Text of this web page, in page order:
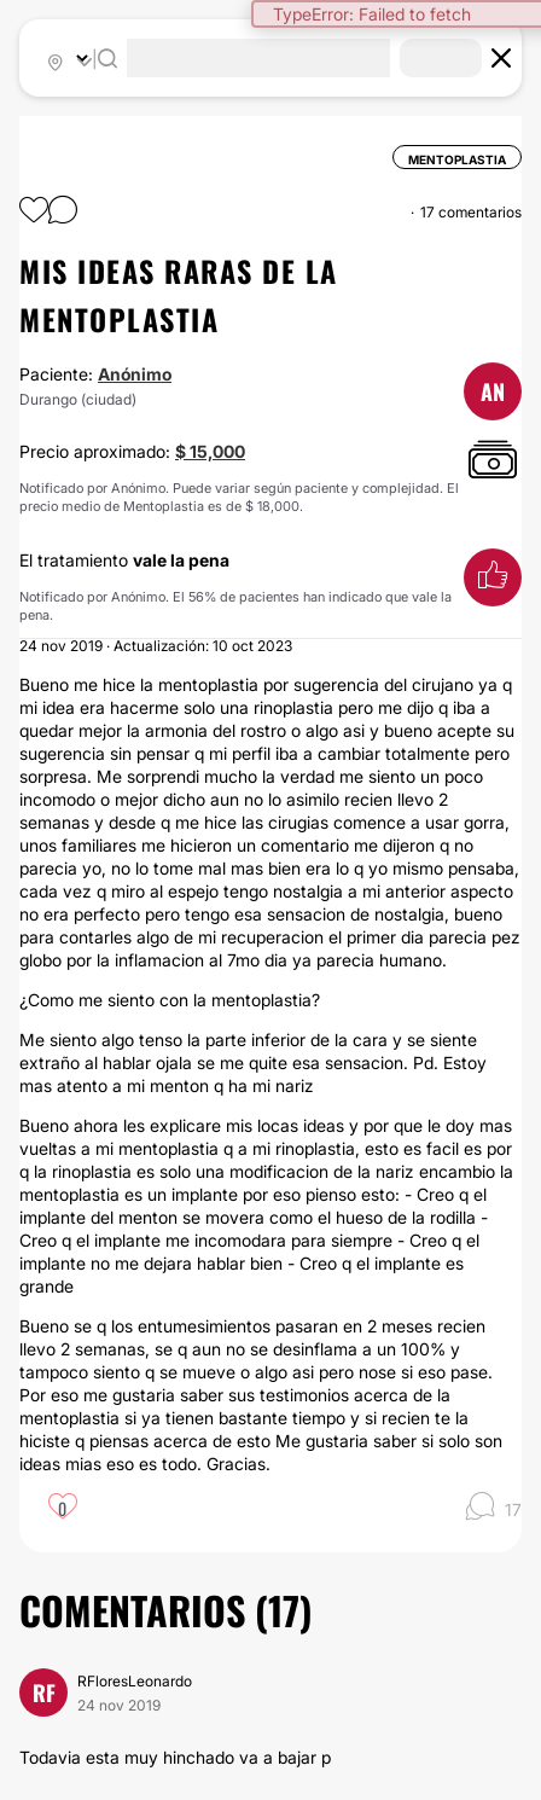
TypeError: Failed to fetch
MENTOPLASTIA
17 comentarios
MIS IDEAS RARAS DE LA
MENTOPLASTIA
Paciente: Anónimo
Durango (ciudad) AN
Precio aproximado: $ 15,000
Notificado por Anónimo. Puede variar según paciente y complejidad. El
precio medio de Mentoplastia es de $ 18,000.
El tratamiento vale la pena
Notificado por Anónimo. El 56% de pacientes han indicado que vale la
pena.
24 nov 2019 · Actualización: 10 oct 2023
Bueno me hice la mentoplastia por sugerencia del cirujano ya q
mi idea era hacerme solo una rinoplastia pero me dijo q iba a
quedar mejor la armonia del rostro o algo asi y bueno acepte su
sugerencia sin pensar q mi perfil iba a cambiar totalmente pero
sorpresa. Me sorprendi mucho la verdad me siento un poco
incomodo o mejor dicho aun no lo asimilo recien llevo 2
semanas y desde q me hice las cirugias comence a usar gorra,
unos familiares me hicieron un comentario me dijeron q no
parecia yo, no lo tome mal mas bien era lo q yo mismo pensaba,
cada vez q miro al espejo tengo nostalgia a mi anterior aspecto
no era perfecto pero tengo esa sensacion de nostalgia, bueno
para contarles algo de mi recuperacion el primer dia parecia pez
globo por la inflamacion al 7mo dia ya parecia humano.
¿Como me siento con la mentoplastia?
Me siento algo tenso la parte inferior de la cara y se siente
extraño al hablar ojala se me quite esa sensacion. Pd. Estoy
mas atento a mi menton q ha mi nariz
Bueno ahora les explicare mis locas ideas y por que le doy mas
vueltas a mi mentoplastia q a mi rinoplastia, esto es facil es por
q la rinoplastia es solo una modificacion de la nariz encambio la
mentoplastia es un implante por eso pienso esto: - Creo q el
implante del menton se movera como el hueso de la rodilla -
Creo q el implante me incomodara para siempre - Creo q el
implante no me dejara hablar bien - Creo q el implante es
grande
Bueno se q los entumesimientos pasaran en 2 meses recien
llevo 2 semanas, se q aun no se desinflama a un 100% y
tampoco siento q se mueve o algo asi pero nose si eso pase.
Por eso me gustaria saber sus testimonios acerca de la
mentoplastia si ya tienen bastante tiempo y si recien te la
hiciste q piensas acerca de esto Me gustaria saber si solo son
ideas mias eso es todo. Gracias.
0 17
COMENTARIOS (17)
RF
RFloresLeonardo
24 nov 2019
Todavia esta muy hinchado va a bajar p